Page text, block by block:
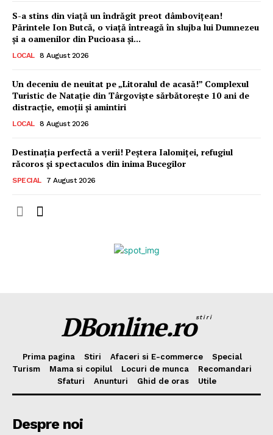
2de 2
S-a stins din viață un îndrăgit preot dâmbovițean!
Părintele Ion Butcă, o viață întreagă în slujba lui Dumnezeu
și a oamenilor din Pucioasa și...
LOCAL 8 August 2026
Un deceniu de neuitat pe „Litoralul de acasă!” Complexul
Turistic de Natație din Târgoviște sărbătorește 10 ani de
distracție, emoții și amintiri
LOCAL 8 August 2026
Destinația perfectă a verii! Peștera Ialomiței, refugiul
răcoros și spectaculos din inima Bucegilor
SPECIAL 7 August 2026
DBonline.rostiri
Prima pagina Stiri Afaceri si E-commerce
Special
Turism
Mama si copilul Locuri de munca
Recomandari
Sfaturi
Anunturi Ghid de oras Utile
Despre noi